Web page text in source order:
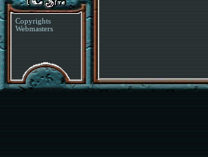
Copyrights
Webmasters